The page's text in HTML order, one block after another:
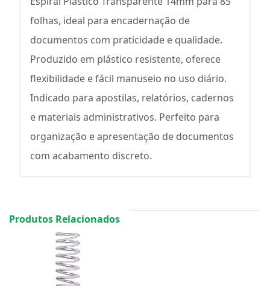
folhas, ideal para encadernação de
documentos com praticidade e qualidade.
Produzido em plástico resistente, oferece
flexibilidade e fácil manuseio no uso diário.
Indicado para apostilas, relatórios, cadernos
e materiais administrativos. Perfeito para
organização e apresentação de documentos
com acabamento discreto.
Produtos Relacionados